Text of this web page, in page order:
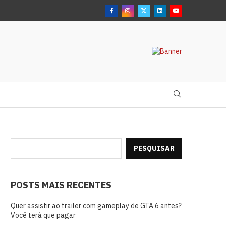
PESQUISAR
POSTS MAIS RECENTES
Quer assistir ao trailer com gameplay de GTA 6 antes?
Você terá que pagar